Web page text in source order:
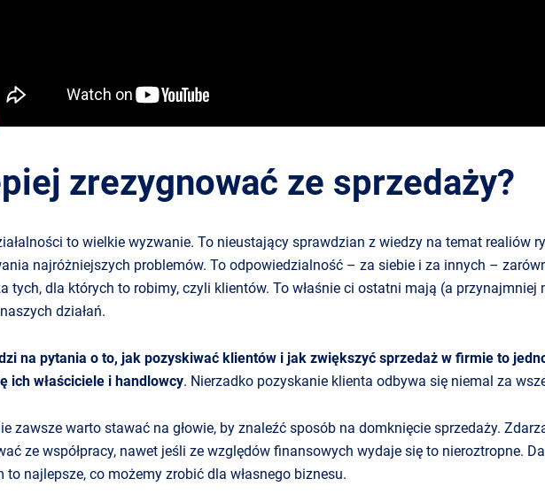
zrezygnować ze sprzedaży?
to wielkie wyzwanie. To nieustający sprawdzian z wiedzy na temat realiów
najróżniejszych problemów. To odpowiedzialność – za siebie i za innych –
tych, dla których to robimy, czyli klientów. To właśnie ci ostatni mają (a
działań.
na pytania o to, jak pozyskiwać klientów i jak zwiększyć sprzedaż w firmie to
ich właściciele i handlowcy. Nierzadko pozyskanie klienta odbywa się niemal za
zawsze warto stawać na głowie, by znaleźć sposób na domknięcie sprzedaży.
ze współpracy, nawet jeśli ze względów finansowych wydaje się to nieroztropne.
to najlepsze, co możemy zrobić dla własnego biznesu.